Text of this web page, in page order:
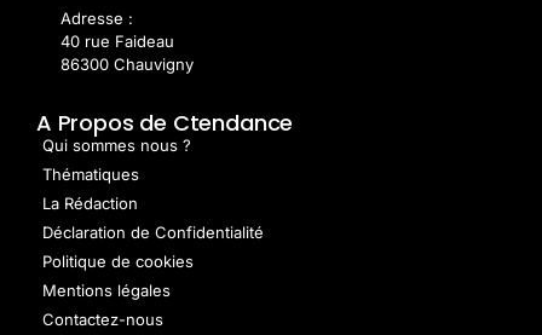
Adresse :
40 rue Faideau
86300 Chauvigny
A Propos de Ctendance
Qui sommes nous ?
Thématiques
La Rédaction
Déclaration de Confidentialité
Politique de cookies
Mentions légales
Contactez-nous